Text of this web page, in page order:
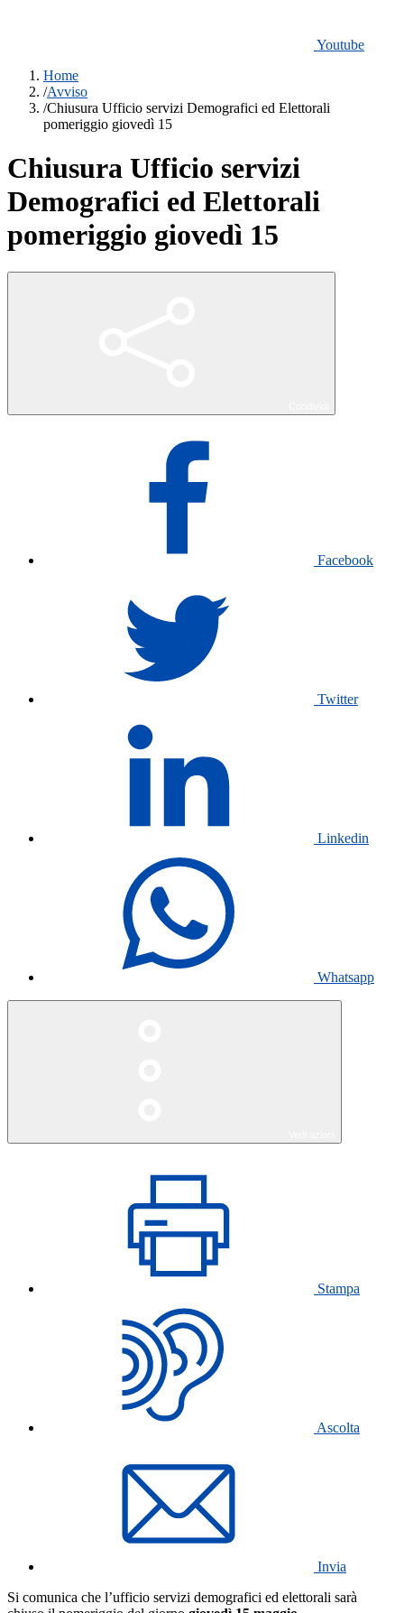
Youtube
Home
/Avviso
/Chiusura Ufficio servizi Demografici ed Elettorali
pomeriggio giovedì 15
Chiusura Ufficio servizi
Demografici ed Elettorali
pomeriggio giovedì 15
Facebook
Twitter
Linkedin
Whatsapp
Stampa
Ascolta
Invia
Si comunica che l’ufficio servizi demografici ed elettorali sarà